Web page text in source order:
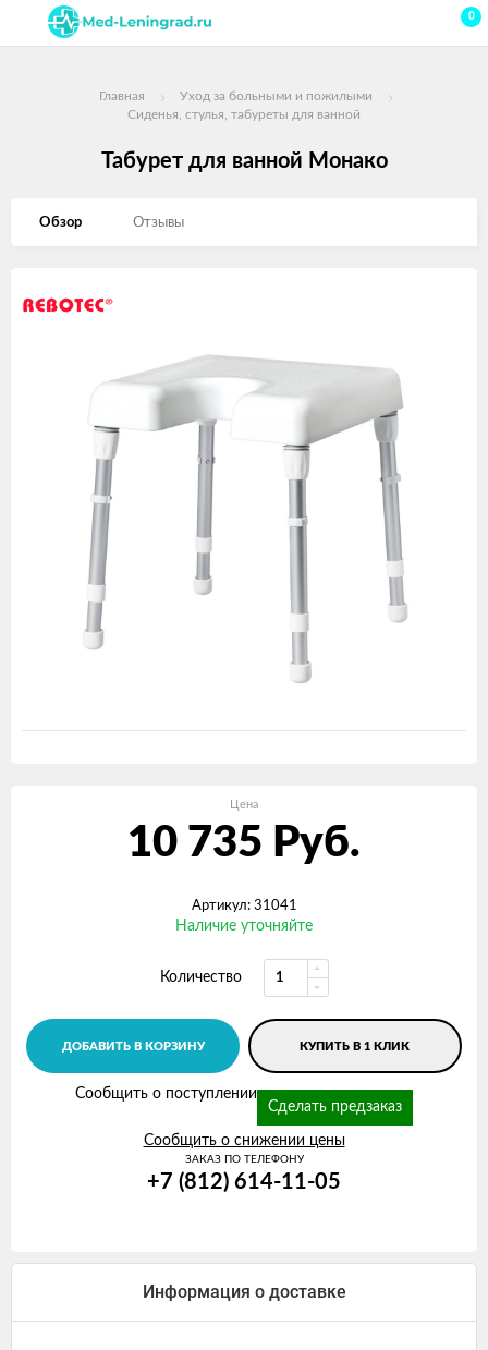
0
Главная
Уход за больными и пожилыми
Сиденья, стулья, табуреты для ванной
Табурет для ванной Монако
Обзор Отзывы
Цена
10 735 Руб.
Артикул: 31041
Наличие уточняйте
Количество
ДОБАВИТЬ В КОРЗИНУ КУПИТЬ В 1 КЛИК
Сообщить о поступлении
Сделать предзаказ
Сообщить о снижении цены
ЗАКАЗ ПО ТЕЛЕФОНУ
+7 (812) 614-11-05
Информация о доставке